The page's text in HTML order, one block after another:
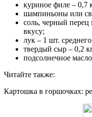
куриное филе – 0,7
шампиньоны или
соль, черный
вкусу;
лук – 1 шт.
твердый сыр – 0,2
подсолнечное
Читайте также:
Картошка в горшочках: